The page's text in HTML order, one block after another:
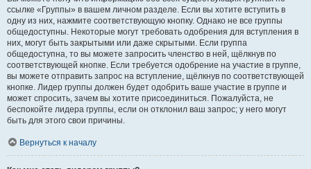
ссылке «Группы» в вашем личном разделе. Если вы хотите вступить в
одну из них, нажмите соответствующую кнопку. Однако не все группы
общедоступны. Некоторые могут требовать одобрения для вступления в
них, могут быть закрытыми или даже скрытыми. Если группа
общедоступна, то вы можете запросить членство в ней, щёлкнув по
соответствующей кнопке. Если требуется одобрение на участие в группе,
вы можете отправить запрос на вступление, щёлкнув по соответствующей
кнопке. Лидер группы должен будет одобрить ваше участие в группе и
может спросить, зачем вы хотите присоединиться. Пожалуйста, не
беспокойте лидера группы, если он отклонил ваш запрос; у него могут
быть для этого свои причины.
Вернуться к началу